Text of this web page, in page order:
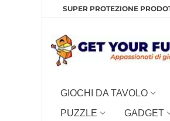
SUPER PROTEZIONE
GIOCHI DA TAVOLO
PUZZLE
GADGET